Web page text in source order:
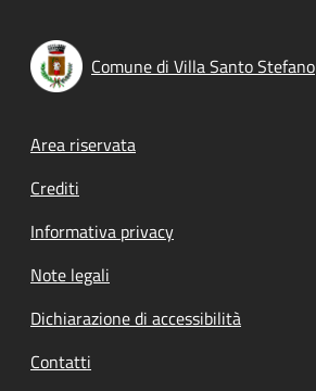
Comune di Villa Santo Stefano
Footer menu
Area riservata
Crediti
Informativa privacy
Note legali
Dichiarazione di accessibilità
Contatti